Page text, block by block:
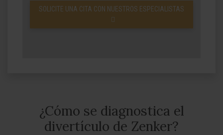
SOLICITE UNA CITA CON NUESTROS ESPECIALISTAS
¿Cómo se diagnostica el
divertículo de Zenker?